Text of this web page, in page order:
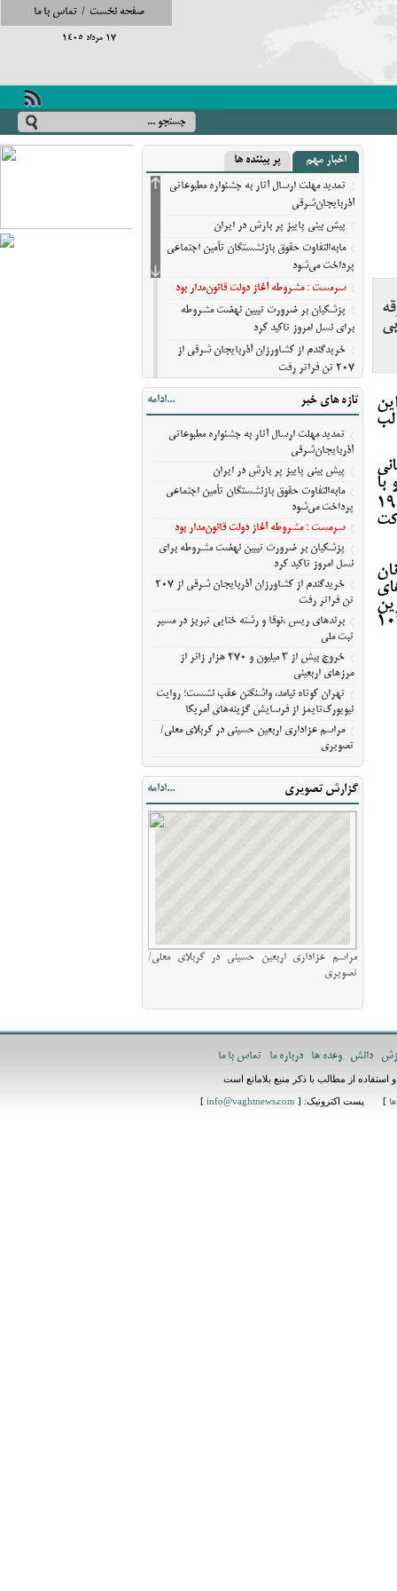
صفحه نخست / تماس با ما
17 مرداد 1405
به میزبانی
با
و با شعار "ایمان، ایستادگی، اقتدار" با ۱۹۴
۱۴۴ مدال طلا، ۱۳۹ مدال نقره و ۱۰۷
اخبار مهم پر بیننده ها
تمدید مهلت ارسال آثار به جشنواره مطبوعاتی
آذربایجان‌شرقی
پیش‌ بینی پاییز پر بارش در ایران
مابه‌التفاوت حقوق بازنشستگان تأمین اجتماعی
پرداخت می‌شود
سرمست : مشروطه آغاز دولت قانون‌مدار بود
پزشکیان بر ضرورت تبیین نهضت مشروطه
برای نسل امروز تاکید کرد
خریدگندم از کشاورزان آذربایجان شرقی از
207 تن فراتر رفت
برندهای ریس ،‌نوقا و رشته ختایی تبریز در
مسیر ثبت ملی
خروج بیش از ۳ میلیون و ۲۷۰ هزار زائر از
مرزهای اربعینی
تهران کوتاه نیامد، واشنگتن عقب نشست؛
روایت نیویورک‌تایمز از فرسایش گزینه‌های
آمریکا
مراسم عزاداری اربعین حسینی در کربلای
معلی/تصویری
تازه های خبر ...ادامه
تمدید مهلت ارسال آثار به جشنواره مطبوعاتی
آذربایجان‌شرقی
پیش‌ بینی پاییز پر بارش در ایران
مابه‌التفاوت حقوق بازنشستگان تأمین اجتماعی
پرداخت می‌شود
سرمست : مشروطه آغاز دولت قانون‌مدار بود
پزشکیان بر ضرورت تبیین نهضت مشروطه برای
نسل امروز تاکید کرد
خریدگندم از کشاورزان آذربایجان شرقی از 207
تن فراتر رفت
برندهای ریس ،‌نوقا و رشته ختایی تبریز در مسیر
ثبت ملی
خروج بیش از ۳ میلیون و ۲۷۰ هزار زائر از
مرزهای اربعینی
تهران کوتاه نیامد، واشنگتن عقب نشست؛ روایت
نیویورک‌تایمز از فرسایش گزینه‌های آمریکا
مراسم عزاداری اربعین حسینی در کربلای معلی/
تصویری
گزارش تصویری ...ادامه
مراسم عزاداری اربعین حسینی در کربلای معلی/
تصویری
دانش وعده ها درباره ما تماس با ما
از مطالب با ذکر منبع بلامانع است
] پست اکترونیک: [ info@vaghtnews.com
]